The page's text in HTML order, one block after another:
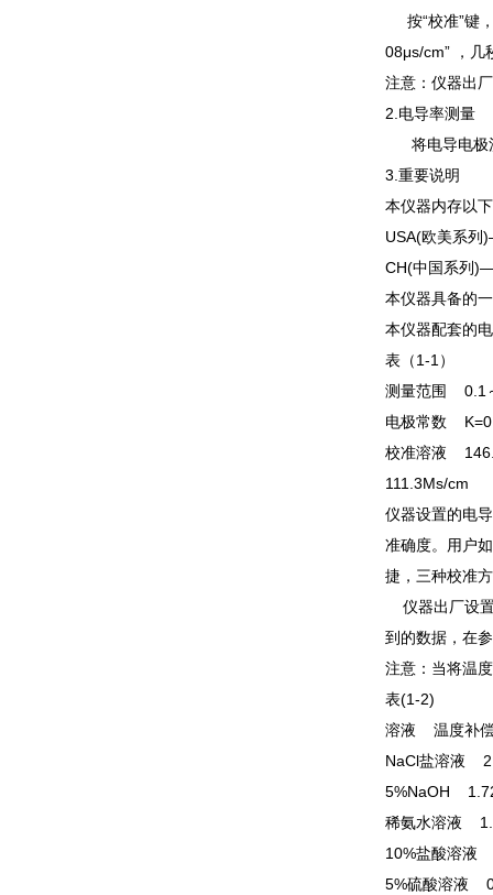
按“校准”键，
08μs/cm” ，几
注意：仪器出
2.电导率测量
将电导电极
3.重要说明
本仪器内存以
USA(欧美系列
CH(中国系列
本仪器具备的
本仪器配套的
表（1-1）
测量范围 0.1
电极常数
校准溶液
111.3Ms/cm
仪器设置的电
准确度。用户
捷，三种校准
仪器出厂设置
到的数据，在
注意：当将温
表(1-2)
溶液 温度补
NaCl盐溶液
5%NaOH
稀氨水溶液
10%盐酸溶
5%硫酸溶液